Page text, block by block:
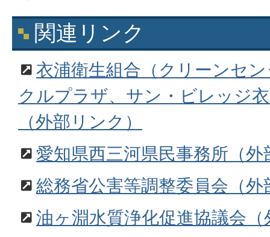
関連リンク
衣浦衛生組合（クリーンセ
クルプラザ、サン・ビレッジ
（外部リンク）
愛知県西三河県民事務所（
総務省公害等調整委員会（
油ヶ淵水質浄化促進協議会